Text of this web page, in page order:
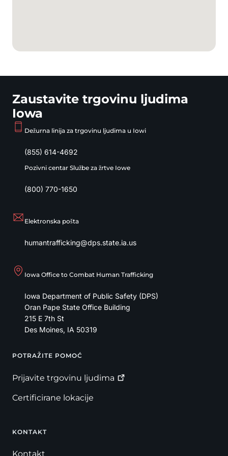
Zaustavite trgovinu ljudima
Iowa
Dežurna linija za trgovinu ljudima u Iowi
(855) 614-4692
Pozivni centar Službe za žrtve Iowe
(800) 770-1650
Elektronska pošta
humantrafficking@dps.state.ia.us
Iowa Office to Combat Human Trafficking
Iowa Department of Public Safety (DPS)
Oran Pape State Office Building
215 E 7th St
Des Moines, IA 50319
Footer
POTRAŽITE POMOĆ
Prijavite trgovinu ljudima
Certificirane lokacije
KONTAKT
Kontakt